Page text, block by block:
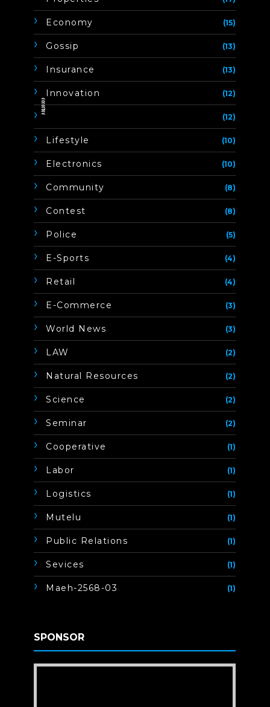
Economy (15)
Gossip (13)
Insurance (13)
Innovation (12)
(12)
Lifestyle (10)
Electronics (10)
Community (8)
Contest (8)
Police (5)
E-Sports (4)
Retail (4)
E-Commerce (3)
World News (3)
LAW (2)
Natural Resources (2)
Science (2)
Seminar (2)
Cooperative (1)
Labor (1)
Logistics (1)
Mutelu (1)
Public Relations (1)
Sevices (1)
Maeh-2568-03 (1)
SPONSOR